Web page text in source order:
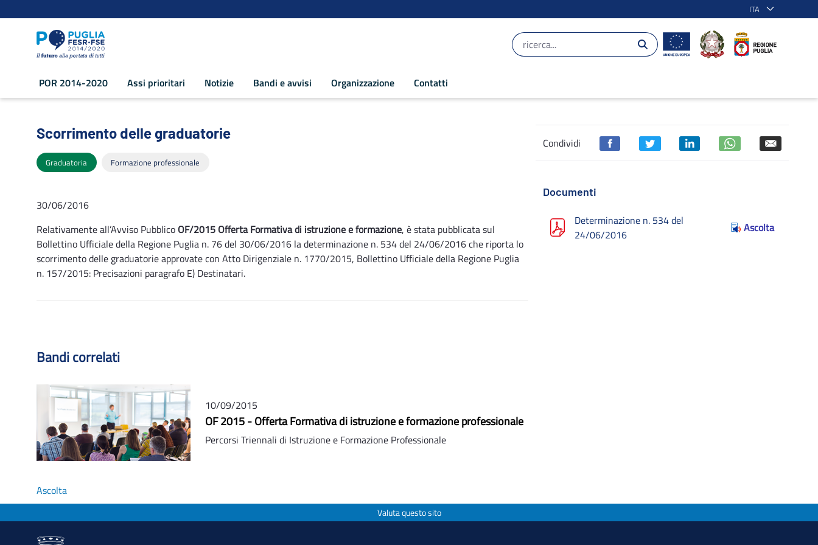
ITA
POR 2014-2020 Assi prioritari Notizie Bandi e avvisi Organizzazione Contatti
Scorrimento delle graduatorie - POR Puglia 2014-2020
Scorrimento delle graduatorie
Graduatoria Formazione professionale
30/06/2016
Relativamente all’Avviso Pubblico OF/2015 Offerta Formativa di istruzione e formazione, è stata pubblicata sul
Bollettino Ufficiale della Regione Puglia n. 76 del 30/06/2016 la determinazione n. 534 del 24/06/2016 che riporta lo
scorrimento delle graduatorie approvate con Atto Dirigenziale n. 1770/2015, Bollettino Ufficiale della Regione Puglia
n. 157/2015: Precisazioni paragrafo E) Destinatari.
Condividi
Documenti
Determinazione n. 534 del
24/06/2016
Ascolta
Bandi correlati
10/09/2015
OF 2015 - Offerta Formativa di istruzione e formazione professionale
Percorsi Triennali di Istruzione e Formazione Professionale
Ascolta
Valuta questo sito